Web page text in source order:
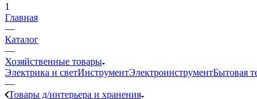
1
Главная
—
Каталог
—
Хозяйственные товары
Электрика и светИнструментЭлектроинструментБытовая
—
Товары д/интерьера и хранения